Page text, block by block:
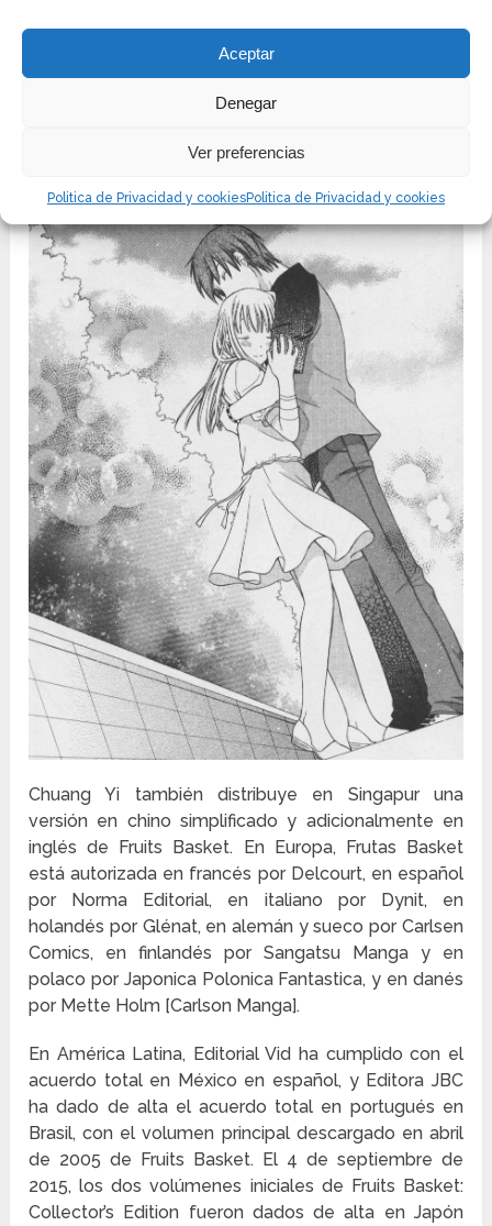
Aceptar
Denegar
Ver preferencias
Politica de Privacidad y cookiesPolitica de Privacidad y cookies
ediciones de los recolectores de Hakuensha.
Chuang Yi también distribuye en Singapur una
versión en chino simplificado y adicionalmente en
inglés de Fruits Basket. En Europa, Frutas Basket
está autorizada en francés por Delcourt, en español
por Norma Editorial, en italiano por Dynit, en
holandés por Glénat, en alemán y sueco por Carlsen
Comics, en finlandés por Sangatsu Manga y en
polaco por Japonica Polonica Fantastica, y en danés
por Mette Holm [Carlson Manga].
En América Latina, Editorial Vid ha cumplido con el
acuerdo total en México en español, y Editora JBC
ha dado de alta el acuerdo total en portugués en
Brasil, con el volumen principal descargado en abril
de 2005 de Fruits Basket. El 4 de septiembre de
2015, los dos volúmenes iniciales de Fruits Basket:
Collector’s Edition fueron dados de alta en Japón